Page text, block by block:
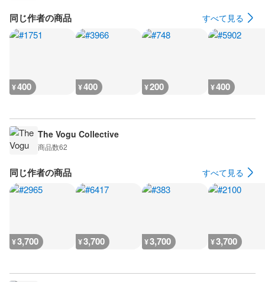
同じ作者の商品 すべて見る
¥400 ¥400 ¥200 ¥400
The Vogu Collective
商品数62
同じ作者の商品 すべて見る
¥3,700 ¥3,700 ¥3,700 ¥3,700